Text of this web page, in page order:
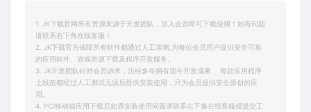
1. JK下载官网所有资源来源于开发团队，加入会员即可下载使用！如有问题
请联系右下角在线客服！
2. JK下载官方保障所有软件都通过人工亲测,为每位会员用户提供安全可靠
的应用软件、游戏资源下载及程序开发服务。
3. JK开发团队针对会员诉求，历经多年拥有现今开发成果， 每款应用程序
上线前都经过人工测试无误后提供安装使用，只为会员提供安全原创的应
用。
4. PC/移动端应用下载后如遇安装使用问题请联系右下角在线客服或提交工